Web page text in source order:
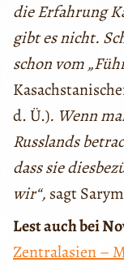
die Erfahrung
gibt es nicht.
schon vom
d. Ü.). Wenn
Russlands
dass sie
wir“, sagt
Lest auch bei
Zentralasien –